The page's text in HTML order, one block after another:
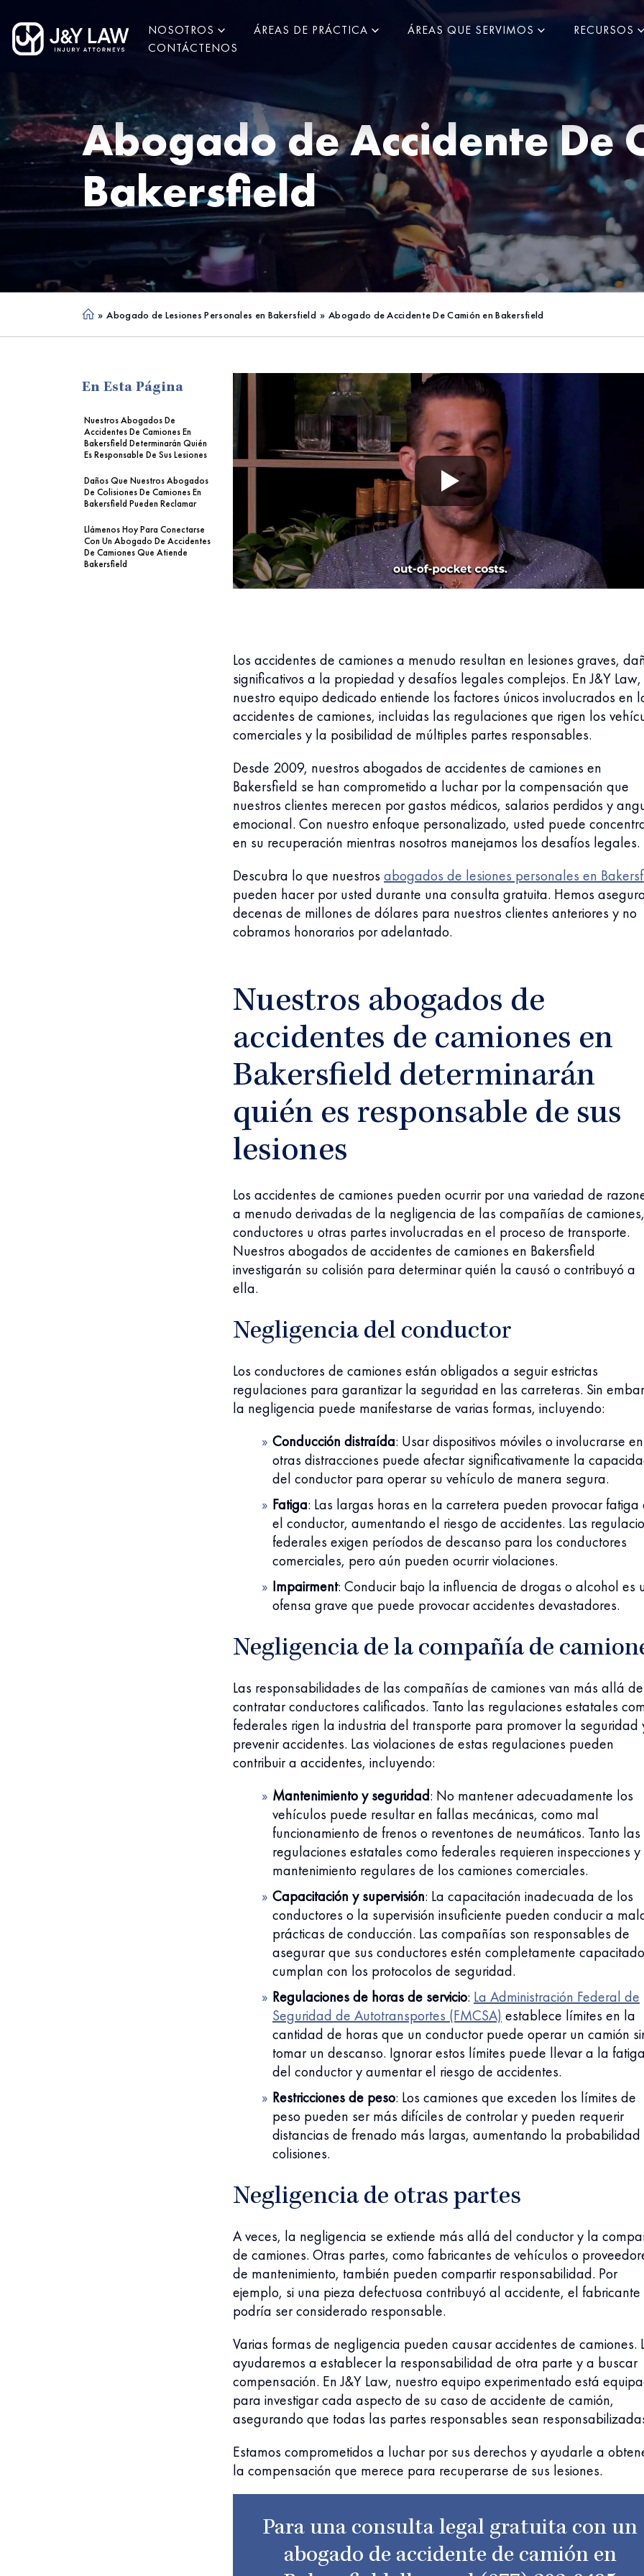
NOSOTROS ÁREAS DE PRÁCTICA ÁREAS QUE SERVIMOS RECURSOS
CONTÁCTENOS
Abogado de Accidente De
Bakersfield
Ho » Abogado de Lesiones Personales en Bakersfield » Abogado de Accidente De Camión en Bakersfield
En Esta Página
Nuestros Abogados De
Accidentes De Camiones En
Bakersfield Determinarán Quién
Es Responsable De Sus Lesiones
Daños Que Nuestros Abogados
De Colisiones De Camiones En
Bakersfield Pueden Reclamar
Llámenos Hoy Para Conectarse
Con Un Abogado De Accidentes
De Camiones Que Atiende
Bakersfield
Los accidentes de camiones a menudo resultan en lesiones graves,
significativos a la propiedad y desafíos legales complejos. En J&Y Law,
nuestro equipo dedicado entiende los factores únicos involucrados en
accidentes de camiones, incluidas las regulaciones que rigen los
comerciales y la posibilidad de múltiples partes responsables.
Desde 2009, nuestros abogados de accidentes de camiones en
Bakersfield se han comprometido a luchar por la compensación que
nuestros clientes merecen por gastos médicos, salarios perdidos y
emocional. Con nuestro enfoque personalizado, usted puede
en su recuperación mientras nosotros manejamos los desafíos legales.
Descubra lo que nuestros abogados de lesiones personales en
pueden hacer por usted durante una consulta gratuita. Hemos
decenas de millones de dólares para nuestros clientes anteriores y no
cobramos honorarios por adelantado.
Nuestros abogados de
accidentes de camiones en
Bakersfield determinarán
quién es responsable de sus
lesiones
Los accidentes de camiones pueden ocurrir por una variedad de
a menudo derivadas de la negligencia de las compañías de
conductores u otras partes involucradas en el proceso de transporte.
Nuestros abogados de accidentes de camiones en Bakersfield
investigarán su colisión para determinar quién la causó o contribuyó a
ella.
Negligencia del conductor
Los conductores de camiones están obligados a seguir estrictas
regulaciones para garantizar la seguridad en las carreteras. Sin
la negligencia puede manifestarse de varias formas, incluyendo:
Conducción distraída: Usar dispositivos móviles o involucrarse en
otras distracciones puede afectar significativamente la
del conductor para operar su vehículo de manera segura.
Fatiga: Las largas horas en la carretera pueden provocar fatiga
el conductor, aumentando el riesgo de accidentes. Las
federales exigen períodos de descanso para los conductores
comerciales, pero aún pueden ocurrir violaciones.
Impairment: Conducir bajo la influencia de drogas o alcohol es
ofensa grave que puede provocar accidentes devastadores.
Negligencia de la compañía de
Las responsabilidades de las compañías de camiones van más allá de
contratar conductores calificados. Tanto las regulaciones estatales
federales rigen la industria del transporte para promover la seguridad
prevenir accidentes. Las violaciones de estas regulaciones pueden
contribuir a accidentes, incluyendo:
Mantenimiento y seguridad: No mantener adecuadamente los
vehículos puede resultar en fallas mecánicas, como mal
funcionamiento de frenos o reventones de neumáticos. Tanto las
regulaciones estatales como federales requieren inspecciones y
mantenimiento regulares de los camiones comerciales.
Capacitación y supervisión: La capacitación inadecuada de los
conductores o la supervisión insuficiente pueden conducir a
prácticas de conducción. Las compañías son responsables de
asegurar que sus conductores estén completamente
cumplan con los protocolos de seguridad.
Regulaciones de horas de servicio: La Administración Federal de
Seguridad de Autotransportes (FMCSA) establece límites en la
cantidad de horas que un conductor puede operar un camión
tomar un descanso. Ignorar estos límites puede llevar a la fatiga
del conductor y aumentar el riesgo de accidentes.
Restricciones de peso: Los camiones que exceden los límites de
peso pueden ser más difíciles de controlar y pueden requerir
distancias de frenado más largas, aumentando la probabilidad
colisiones.
Negligencia de otras partes
A veces, la negligencia se extiende más allá del conductor y la
de camiones. Otras partes, como fabricantes de vehículos o
de mantenimiento, también pueden compartir responsabilidad. Por
ejemplo, si una pieza defectuosa contribuyó al accidente, el fabricante
podría ser considerado responsable.
Varias formas de negligencia pueden causar accidentes de camiones.
ayudaremos a establecer la responsabilidad de otra parte y a buscar
compensación. En J&Y Law, nuestro equipo experimentado está
para investigar cada aspecto de su caso de accidente de camión,
asegurando que todas las partes responsables sean
Estamos comprometidos a luchar por sus derechos y ayudarle a
la compensación que merece para recuperarse de sus lesiones.
Para una consulta legal gratuita con un
abogado de accidente de camión en